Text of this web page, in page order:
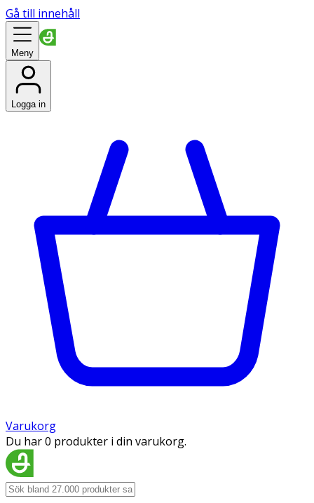
Gå till innehåll
Meny
Logga in
Varukorg
Du har 0 produkter i din varukorg.